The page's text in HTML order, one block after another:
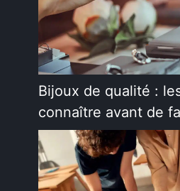
Bijoux de qualité :
connaître avant de